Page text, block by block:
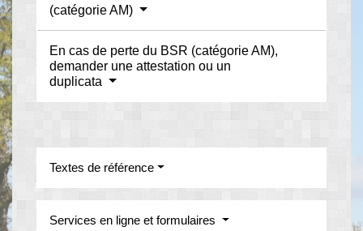
(catégorie AM)
En cas de perte du BSR (catégorie AM),
demander une attestation ou un
duplicata
Textes de référence
Services en ligne et formulaires